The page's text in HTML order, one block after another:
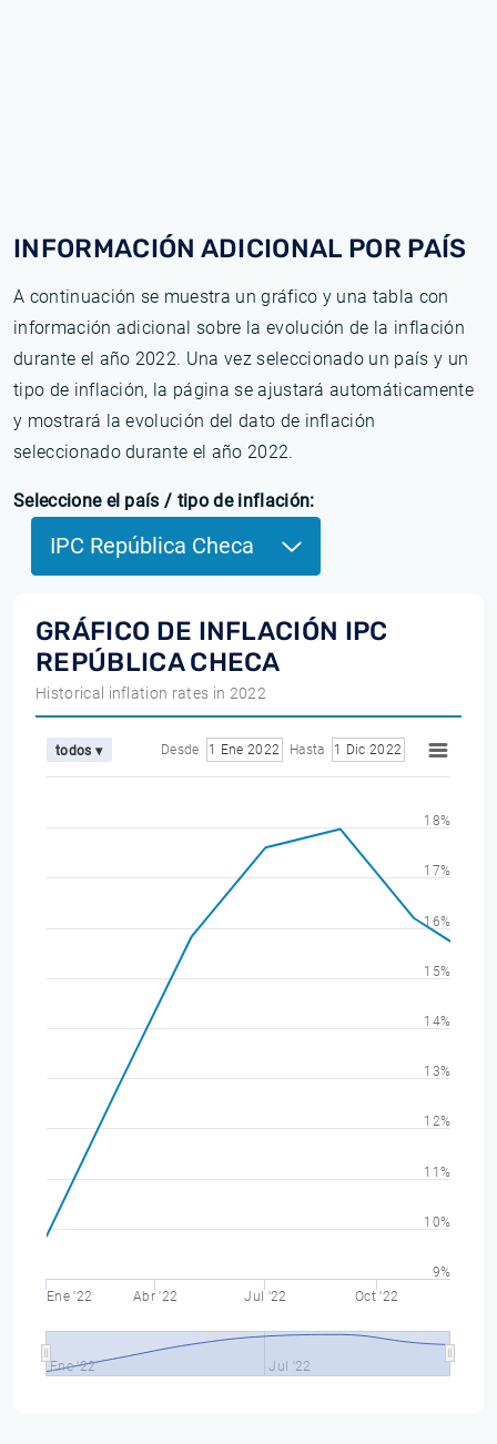
INFORMACIÓN ADICIONAL POR PAÍS
A continuación se muestra un gráfico y una tabla con
información adicional sobre la evolución de la inflación
durante el año 2022. Una vez seleccionado un país y un
tipo de inflación, la página se ajustará automáticamente
y mostrará la evolución del dato de inflación
seleccionado durante el año 2022.
Seleccione el país / tipo de inflación:
IPC República Checa
GRÁFICO DE INFLACIÓN IPC
REPÚBLICA CHECA
Historical inflation rates in 2022
todos ▾ Desde 1 Ene 2022 Hasta 1 Dic 2022
Ene '22 Abr '22 Jul '22 Oct '22
Ene '22 Jul '22
9%
10%
11%
12%
13%
14%
15%
16%
17%
18%